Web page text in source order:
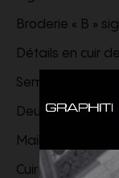
Broderie « B »
Détails en cuir
Semelle
Deux paires de
Maille technique
Cuir de veau